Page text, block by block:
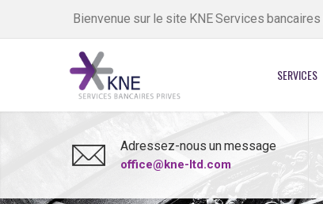
Bienvenue sur le site KNE Services
SERVICES
Adressez-nous un message
office@kne-ltd.com